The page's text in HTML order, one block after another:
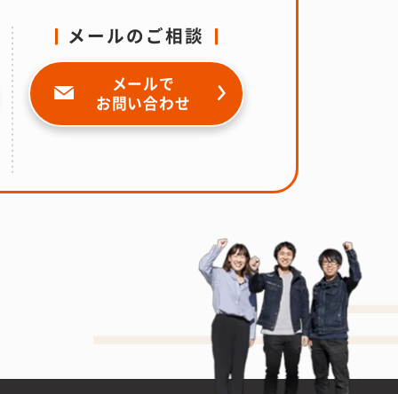
メールのご相談
メールで
お問い合わせ